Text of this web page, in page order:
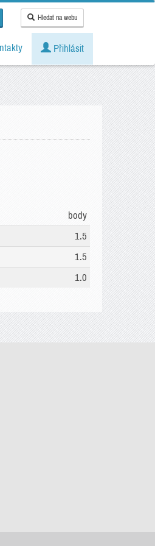
Hledat na webu
Přihlásit
body
1.5
1.5
1.0